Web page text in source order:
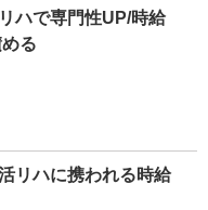
ハで専門性UP/時給
る
リハに携われる時給